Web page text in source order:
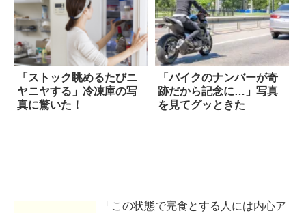
「ストック眺めるたびニ
ヤニヤする」冷凍庫の写
真に驚いた！
「バイクのナンバーが奇
跡だから記念に…」写真
を見てグッときた
「この状態で完食とする人には内心ア